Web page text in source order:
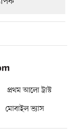
প্রথম আলো ট্রাস্ট
মোবাইল ভ্যাস